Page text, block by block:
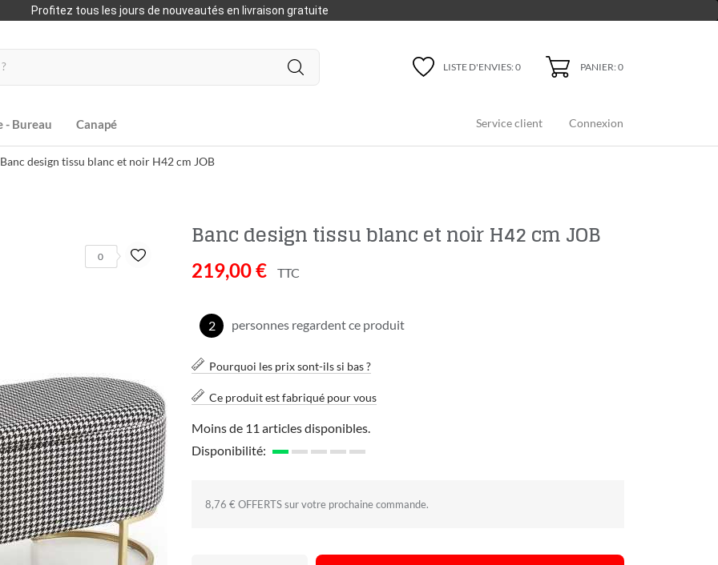
Profitez tous les jours de nouveautés en livraison gratuite
LISTE D'ENVIES:0 PANIER: 0
- Bureau Canapé Service client Connexion
Banc design tissu blanc et noir H42 cm JOB
0
Banc design tissu blanc et noir H42 cm JOB
219,00 € TTC
2 personnes regardent ce produit
Pourquoi les prix sont-ils si bas ?
Ce produit est fabriqué pour vous
Moins de 11 articles disponibles.
Disponibilité:
8,76 € OFFERTS sur votre prochaine commande.